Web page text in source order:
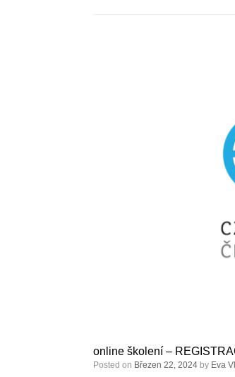
online školení –
Posted on Březen 22, 2024 by Eva